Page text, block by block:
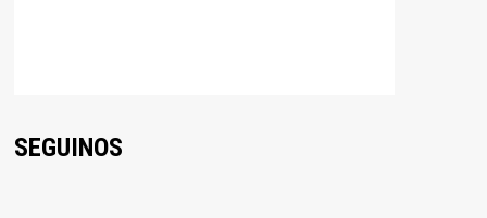
SEGUINOS